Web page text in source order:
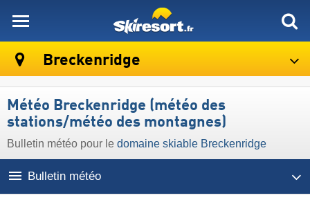
Breckenridge
Météo Breckenridge (météo des
stations/météo des montagnes)
Bulletin météo pour le domaine skiable Breckenridge
Bulletin météo